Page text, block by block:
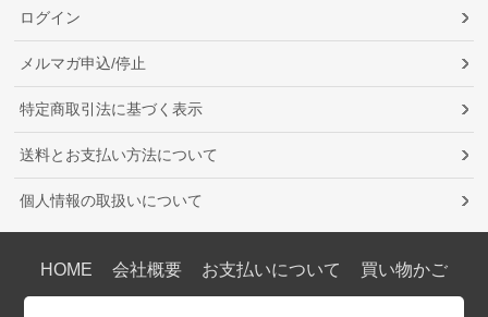
ログイン
メルマガ申込/停止
特定商取引法に基づく表示
送料とお支払い方法について
個人情報の取扱いについて
HOME 会社概要 お支払いについて 買い物かご